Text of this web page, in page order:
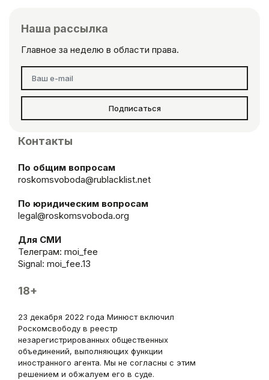
Наша рассылка
Главное за неделю в области права.
Подписаться
Контакты
По общим вопросам
roskomsvoboda@rublacklist.net
По юридическим вопросам
legal@roskomsvoboda.org
Для СМИ
Телеграм: moi_fee
Signal: moi_fee.13
18+
23 декабря 2022 года Минюст включил
Роскомсвободу в реестр
незарегистрированных общественных
объединений, выполняющих функции
иностранного агента. Мы не согласны с этим
решением и обжалуем его в суде.